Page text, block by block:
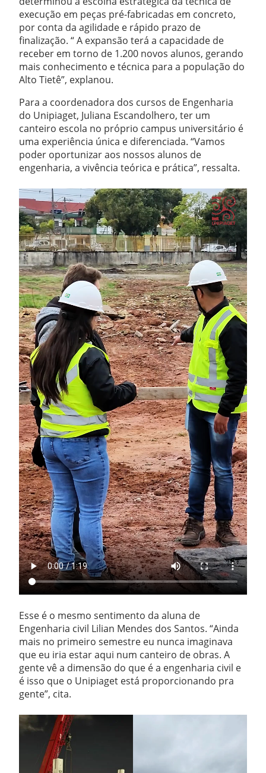
execução em peças pré-fabricadas em concreto,
por conta da agilidade e rápido prazo de
finalização. “ A expansão terá a capacidade de
receber em torno de 1.200 novos alunos, gerando
mais conhecimento e técnica para a população do
Alto Tietê”, explanou.
Para a coordenadora dos cursos de Engenharia
do Unipiaget, Juliana Escandolhero, ter um
canteiro escola no próprio campus universitário é
uma experiência única e diferenciada. “Vamos
poder oportunizar aos nossos alunos de
engenharia, a vivência teórica e prática”, ressalta.
Esse é o mesmo sentimento da aluna de
Engenharia civil Lilian Mendes dos Santos. “Ainda
mais no primeiro semestre eu nunca imaginava
que eu iria estar aqui num canteiro de obras. A
gente vê a dimensão do que é a engenharia civil e
é isso que o Unipiaget está proporcionando pra
gente”, cita.